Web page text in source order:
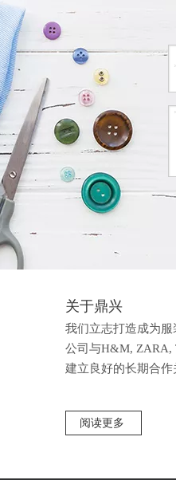
关于鼎兴
我们立志打造成为服
公司与H&M, ZARA,
建立良好的长期合作
阅读更多